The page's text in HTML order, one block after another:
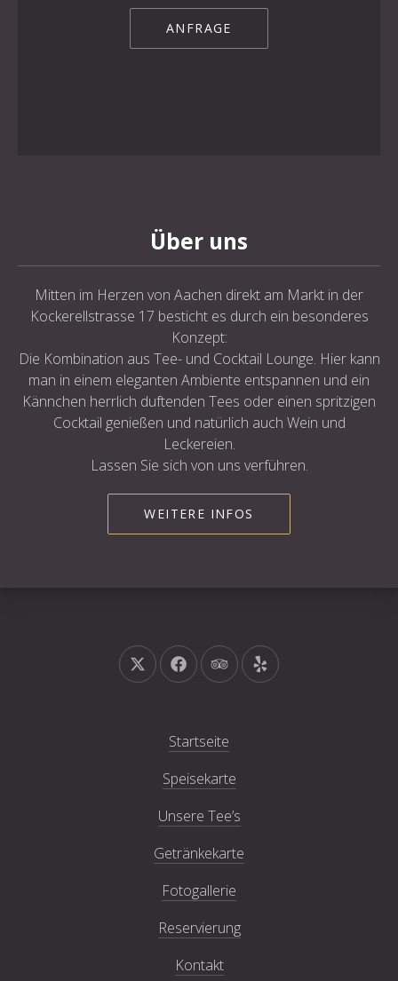
ANFRAGE
Über uns
Mitten im Herzen von Aachen direkt am Markt in der
Kockerellstrasse 17 besticht es durch ein besonderes
Konzept:
Die Kombination aus Tee- und Cocktail Lounge. Hier kann
man in einem eleganten Ambiente entspannen und ein
Kännchen herrlich duftenden Tees oder einen spritzigen
Cocktail genießen und natürlich auch Wein und
Leckereien.
Lassen Sie sich von uns verführen.
WEITERE INFOS
Neues Fenster
Neues Fenster
Neues FensterNeues Fenster
Startseite
Speisekarte
Unsere Tee’s
Getränkekarte
Fotogallerie
Reservierung
Kontakt